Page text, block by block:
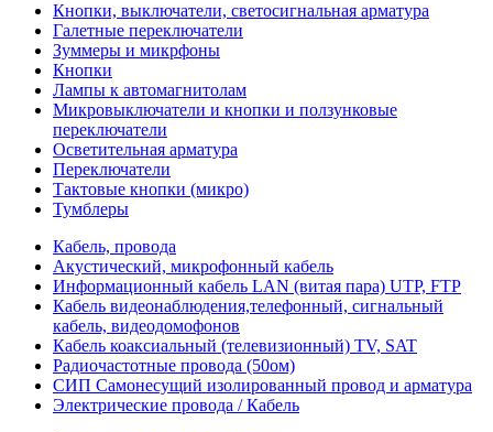
Кнопки, выключатели, светосигнальная арматура
Галетные переключатели
Зуммеры и микрфоны
Кнопки
Лампы к автомагнитолам
Микровыключатели и кнопки и ползунковые
переключатели
Осветительная арматура
Переключатели
Тактовые кнопки (микро)
Тумблеры
Кабель, провода
Акустический, микрофонный кабель
Информационный кабель LAN (витая пара) UTP, FTP
Кабель видеонаблюдения,телефонный, сигнальный
кабель, видеодомофонов
Кабель коаксиальный (телевизионный) TV, SAT
Радиочастотные провода (50ом)
СИП Самонесущий изолированный провод и арматура
Электрические провода / Кабель